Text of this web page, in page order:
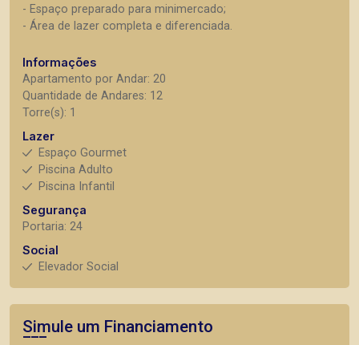
- Espaço preparado para minimercado;
- Área de lazer completa e diferenciada.
Informações
Apartamento por Andar: 20
Quantidade de Andares: 12
Torre(s): 1
Lazer
Espaço Gourmet
Piscina Adulto
Piscina Infantil
Segurança
Portaria: 24
Social
Elevador Social
Simule um Financiamento